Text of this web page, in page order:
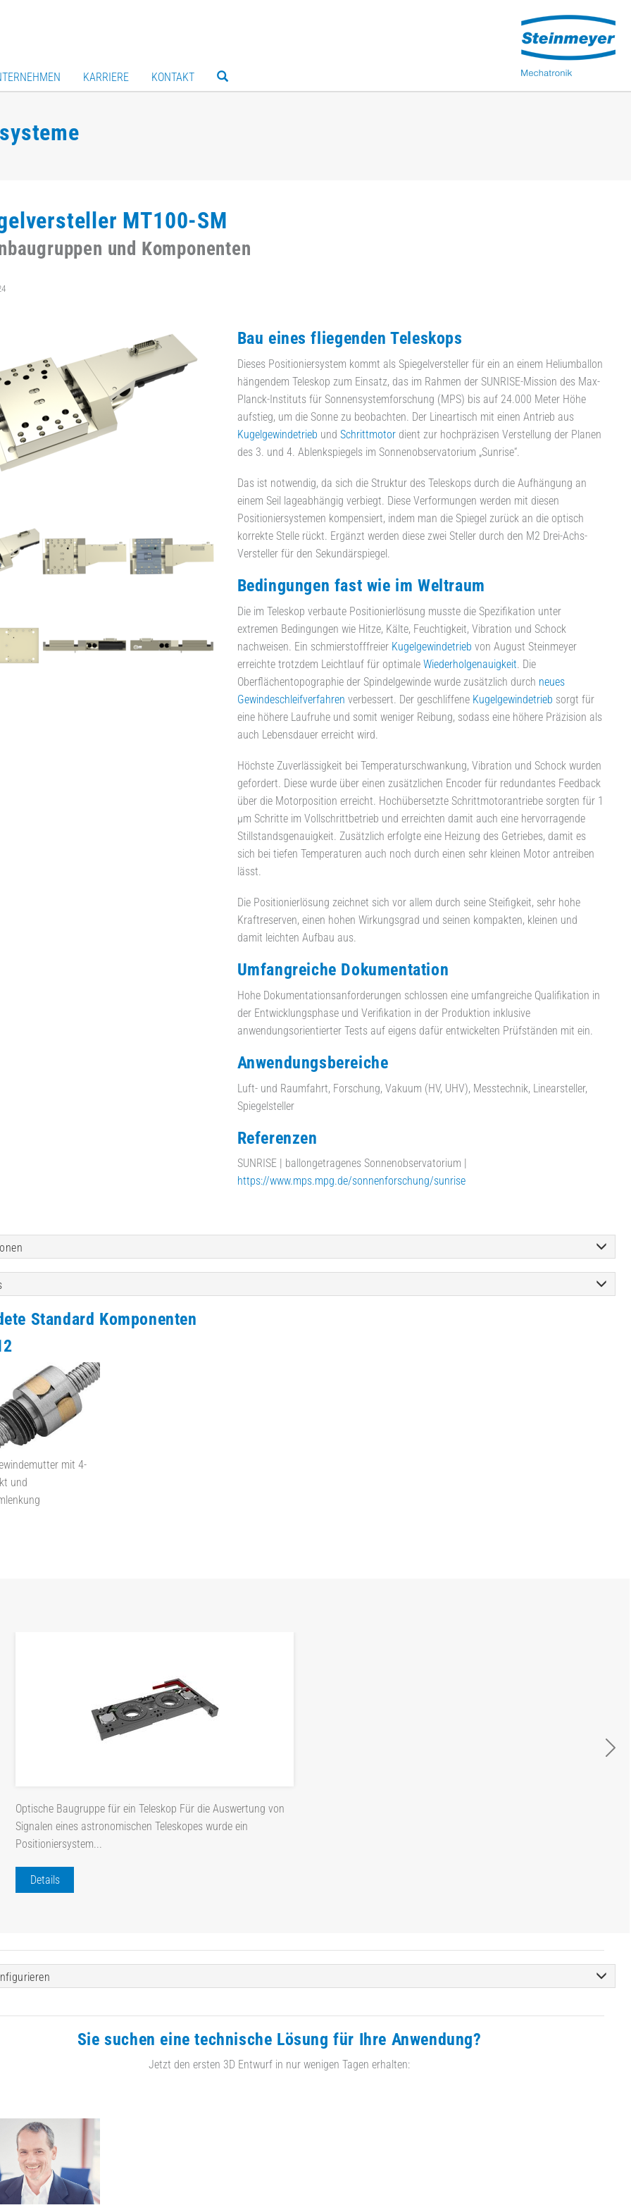
KARRIERE KONTAKT
MT100-SM
und Komponenten
Bau eines fliegenden Teleskops
Dieses Positioniersystem kommt als Spiegelversteller für ein an einem Heliumballon
hängendem Teleskop zum Einsatz, das im Rahmen der SUNRISE-Mission des Max-
Planck-Instituts für Sonnensystemforschung (MPS) bis auf 24.000 Meter Höhe
aufstieg, um die Sonne zu beobachten. Der Lineartisch mit einen Antrieb aus
Kugelgewindetrieb und Schrittmotordient zur hochpräzisen Verstellung der Planen
des 3. und 4. Ablenkspiegels im Sonnenobservatorium „Sunrise“.
Das ist notwendig, da sich die Struktur des Teleskops durch die Aufhängung an
einem Seil lageabhängig verbiegt. Diese Verformungen werden mit diesen
Positioniersystemen kompensiert, indem man die Spiegel zurück an die optisch
korrekte Stelle rückt. Ergänzt werden diese zwei Steller durch den M2 Drei-Achs-
Versteller für den Sekundärspiegel.
Bedingungen fast wie im Weltraum
Die im Teleskop verbaute Positionierlösung musste die Spezifikation unter
extremen Bedingungen wie Hitze, Kälte, Feuchtigkeit, Vibration und Schock
nachweisen. Ein schmierstofffreier Kugelgewindetrieb von August Steinmeyer
erreichte trotzdem Leichtlauf für optimale Wiederholgenauigkeit . Die
Oberflächentopographie der Spindelgewinde wurde zusätzlich durch neues
Gewindeschleifverfahren verbessert. Der geschliffene Kugelgewindetrieb sorgt für
eine höhere Laufruhe und somit weniger Reibung, sodass eine höhere Präzision als
auch Lebensdauer erreicht wird.
Höchste Zuverlässigkeit bei Temperaturschwankung, Vibration und Schock wurden
gefordert. Diese wurde über einen zusätzlichen Encoder für redundantes Feedback
über die Motorposition erreicht. Hochübersetzte Schrittmotorantriebe sorgten für 1
µm Schritte im Vollschrittbetrieb und erreichten damit auch eine hervorragende
Stillstandsgenauigkeit. Zusätzlich erfolgte eine Heizung des Getriebes, damit es
sich bei tiefen Temperaturen auch noch durch einen sehr kleinen Motor antreiben
lässt.
Die Positionierlösung zeichnet sich vor allem durch seine Steifigkeit, sehr hohe
Kraftreserven, einen hohen Wirkungsgrad und seinen kompakten, kleinen und
damit leichten Aufbau aus.
Umfangreiche Dokumentation
Hohe Dokumentationsanforderungen schlossen eine umfangreiche Qualifikation in
der Entwicklungsphase und Verifikation in der Produktion inklusive
anwendungsorientierter Tests auf eigens dafür entwickelten Prüfständen mit ein.
Anwendungsbereiche
Luft- und Raumfahrt, Forschung, Vakuum (HV, UHV), Messtechnik, Linearsteller,
Spiegelsteller
Referenzen
SUNRISE | ballongetragenes Sonnenobservatorium |
https://www.mps.mpg.de/sonnenforschung/sunrise
Standard Komponenten
mit 4-
und
Optische Baugruppe für ein Teleskop Für die Auswertung von
Signalen eines astronomischen Teleskopes wurde ein
Positioniersystem...
Details
Sie suchen eine technische Lösung für Ihre Anwendung?
Jetzt den ersten 3D Entwurf in nur wenigen Tagen erhalten: